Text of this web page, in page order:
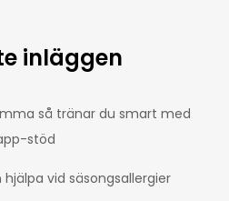
inläggen
så tränar du smart med
stöd
hjälpa vid säsongsallergier